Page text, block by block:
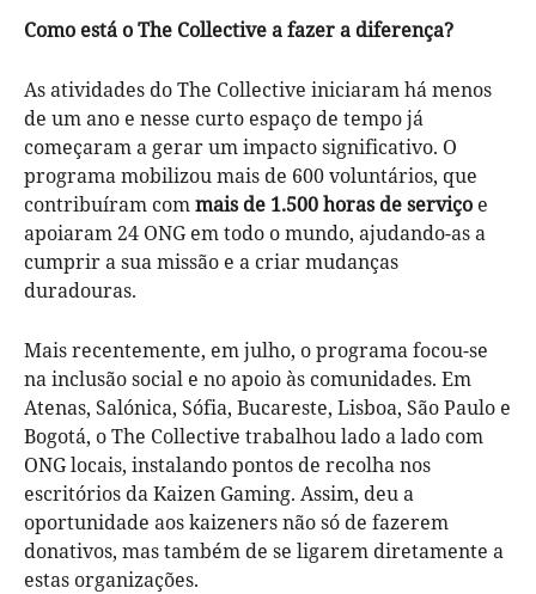
Como está o The Collective a fazer a diferença?
As atividades do The Collective iniciaram há menos
de um ano e nesse curto espaço de tempo já
começaram a gerar um impacto significativo. O
programa mobilizou mais de 600 voluntários, que
contribuíram commais de 1.500 horas de serviço e
apoiaram 24 ONG em todo o mundo, ajudando-as a
cumprir a sua missão e a criar mudanças
duradouras.
Mais recentemente, em julho, o programa focou-se
na inclusão social e no apoio às comunidades. Em
Atenas, Salónica, Sófia, Bucareste, Lisboa, São Paulo e
Bogotá, o The Collective trabalhou lado a lado com
ONG locais, instalando pontos de recolha nos
escritórios da Kaizen Gaming. Assim, deu a
oportunidade aos kaizeners não só de fazerem
donativos, mas também de se ligarem diretamente a
estas organizações.